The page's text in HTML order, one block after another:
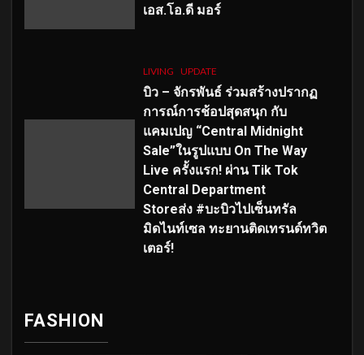
เอส.โอ.ดี มอร์
LIVING UPDATE
บิว – จักรพันธ์ ร่วมสร้างปรากฏ
การณ์การช้อปสุดสนุก กับ
แคมเปญ “Central Midnight
Sale”ในรูปแบบ On The Way
Live ครั้งแรก! ผ่าน Tik Tok
Central Department
Storeส่ง #บะบิวไปเซ็นทรัล
มิดไนท์เซล ทะยานติดเทรนด์ทวิต
เตอร์!
FASHION